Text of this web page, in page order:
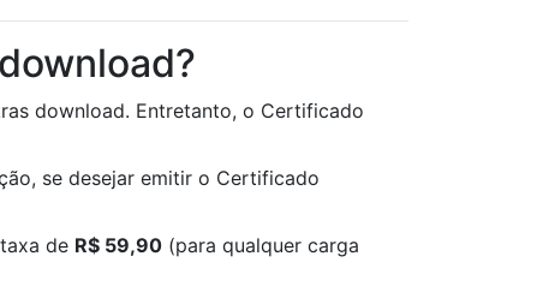
download. Entretanto, o Certificado
se desejar emitir o Certificado
de R$ 59,90 (para qualquer carga